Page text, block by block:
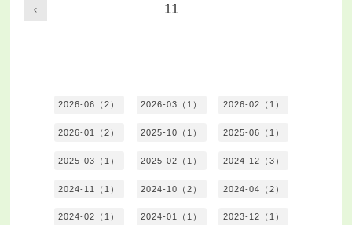
11
2026-06（2） 2026-03（1） 2026-02（1）
2026-01（2） 2025-10（1） 2025-06（1）
2025-03（1） 2025-02（1） 2024-12（3）
2024-11（1） 2024-10（2） 2024-04（2）
2024-02（1） 2024-01（1） 2023-12（1）